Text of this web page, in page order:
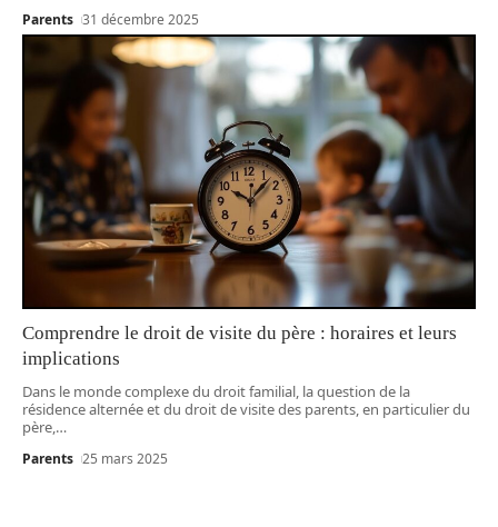
Parents 31 décembre 2025
Comprendre le droit de visite du père : horaires et leurs
implications
Dans le monde complexe du droit familial, la question de la
résidence alternée et du droit de visite des parents, en particulier du
père,…
Parents 25 mars 2025